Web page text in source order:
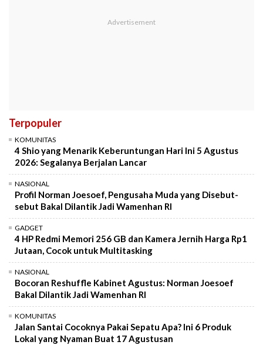
Terpopuler
KOMUNITAS
4 Shio yang Menarik Keberuntungan Hari Ini 5 Agustus
2026: Segalanya Berjalan Lancar
NASIONAL
Profil Norman Joesoef, Pengusaha Muda yang Disebut-
sebut Bakal Dilantik Jadi Wamenhan RI
GADGET
4 HP Redmi Memori 256 GB dan Kamera Jernih Harga Rp1
Jutaan, Cocok untuk Multitasking
NASIONAL
Bocoran Reshuffle Kabinet Agustus: Norman Joesoef
Bakal Dilantik Jadi Wamenhan RI
KOMUNITAS
Jalan Santai Cocoknya Pakai Sepatu Apa? Ini 6 Produk
Lokal yang Nyaman Buat 17 Agustusan